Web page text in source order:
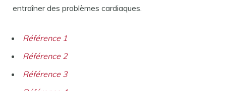
entraîner des problèmes cardiaques.
Référence 1
Référence 2
Référence 3